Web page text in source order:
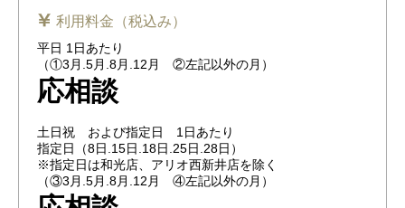
利用料金（税込み）
平日 1日あたり
（①3月.5月.8月.12月 ②左記以外の月）
応相談
土日祝 および指定日 1日あたり
指定日（8日.15日.18日.25日.28日）
※指定日は和光店、アリオ西新井店を除く
（③3月.5月.8月.12月 ④左記以外の月）